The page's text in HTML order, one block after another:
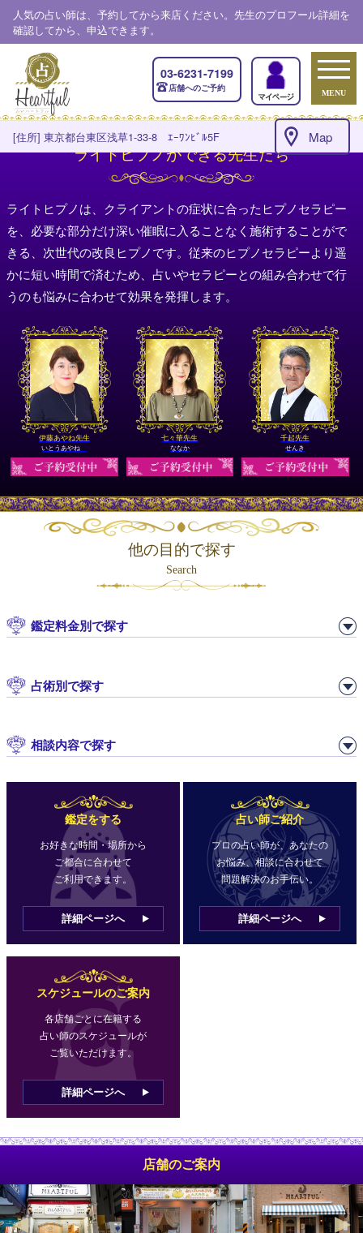
人気の占い師は、予約してから来店ください。先生のプロフール詳細を
確認してから、申込できます。
MENU
[住所] 東京都台東区浅草1-33-8 ｴｰﾜﾝﾋﾞﾙ5F Map
03-6231-7199
店舗へのご予約
ライトヒプノができる先生たち
ライトヒプノは、クライアントの症状に合ったヒプノセラピー
を、必要な部分だけ深い催眠に入ることなく施術することがで
きる、次世代の改良ヒプノです。従来のヒプノセラピーより遥
かに短い時間で済むため、占いやセラピーとの組み合わせで行
うのも悩みに合わせて効果を発揮します。
伊藤あやね先生
いとうあやね
七々華先生
ななか
千起先生
せんき
他の目的で探す
Search
鑑定料金別で探す
占術別で探す
相談内容で探す
鑑定をする
お好きな時間・場所から
ご都合に合わせて
ご利用できます。
詳細ページへ
占い師ご紹介
プロの占い師が、あなたの
お悩み、相談に合わせて
問題解決のお手伝い。
詳細ページへ
スケジュールのご案内
各店舗ごとに在籍する
占い師のスケジュールが
ご覧いただけます。
詳細ページへ
店舗のご案内